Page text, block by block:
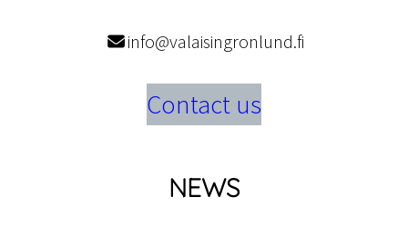
info@valaisingronlund.fi
Contact us
NEWS